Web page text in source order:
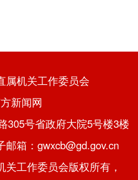
属机关工作委员会
新闻网
305号省政府大院5号楼3楼
：gwxcb@gd.gov.cn
工作委员会版权所有，